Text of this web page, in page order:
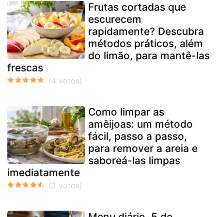
Frutas cortadas que
escurecem
rapidamente? Descubra
métodos práticos, além
do limão, para mantê-las
frescas
Como limpar as
amêijoas: um método
fácil, passo a passo,
para remover a areia e
saboreá-las limpas
imediatamente